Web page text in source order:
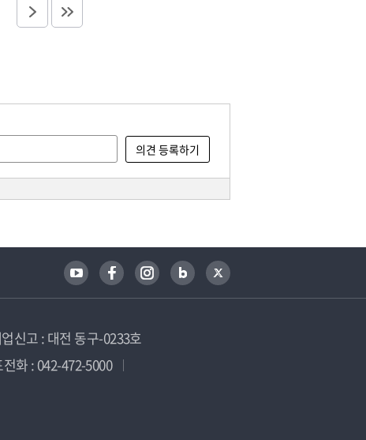
신고 : 대전 동구-0233호
전화 : 042-472-5000